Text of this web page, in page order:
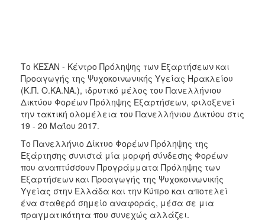
ΤΟΠΟΣ
ΠΟΛΙΤΙΣΜΟΣ
ΑΝΘΕΚΤΙΚΗ
ΠΟΛΗ
Το ΚΕΣΑΝ - Κέντρο Πρόληψης των Εξαρτήσεων και
Προαγωγής της Ψυχοκοινωνικής Υγείας Ηρακλείου
(Κ.Π. Ο.ΚΑ.ΝΑ.), ιδρυτικό μέλος του Πανελλήνιου
Δικτύου Φορέων Πρόληψης Εξαρτήσεων, φιλοξενεί
την τακτική ολομέλεια του Πανελλήνιου Δικτύου στις
19 - 20 Μαΐου 2017.
Το Πανελλήνιο Δίκτυο Φορέων Πρόληψης της
Εξάρτησης συνιστά μία μορφή σύνδεσης Φορέων
που αναπτύσσουν Προγράμματα Πρόληψης των
Εξαρτήσεων και Προαγωγής της Ψυχοκοινωνικής
Υγείας στην Ελλάδα και την Κύπρο και αποτελεί
ένα σταθερό σημείο αναφοράς, μέσα σε μια
πραγματικότητα που συνεχώς αλλάζει.